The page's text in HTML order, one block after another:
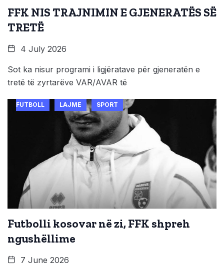
FFK NIS TRAJNIMIN E GJENERATËS SË
TRETË
4 July 2026
Sot ka nisur programi i ligjëratave për gjeneratën e
tretë të zyrtarëve VAR/AVAR të
FUTBOLL LAJME SPORT
Futbolli kosovar në zi, FFK shpreh
ngushëllime
7 June 2026